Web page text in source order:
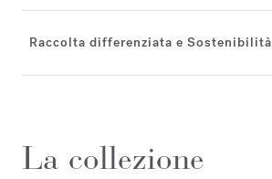
Raccolta differenziata e Sostenibilità
La collezione